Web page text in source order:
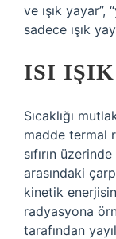
ve ışık yayar”,
sadece ışık
ISI IŞIK
Sıcaklığı
madde termal
sıfırın
arasındaki
kinetik
radyasyona
tarafından